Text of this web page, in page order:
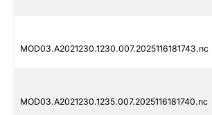
MOD03.A2021230.1230.007.2025116181743.nc
MOD03.A2021230.1235.007.2025116181740.nc